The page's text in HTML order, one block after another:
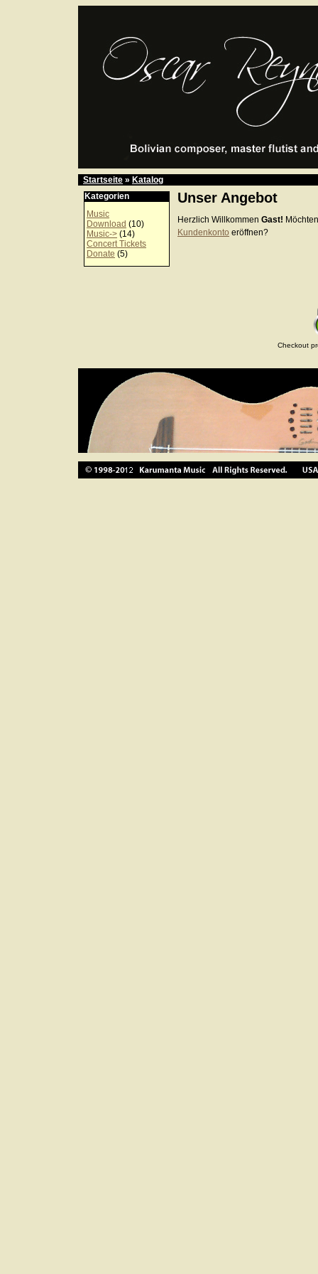
Startseite » Katalog
Kategorien
Music
Download (10)
Music-> (14)
Concert Tickets
Donate (5)
Unser Angebot
Herzlich Willkommen Gast!
Kundenkonto eröffnen?
Checkout